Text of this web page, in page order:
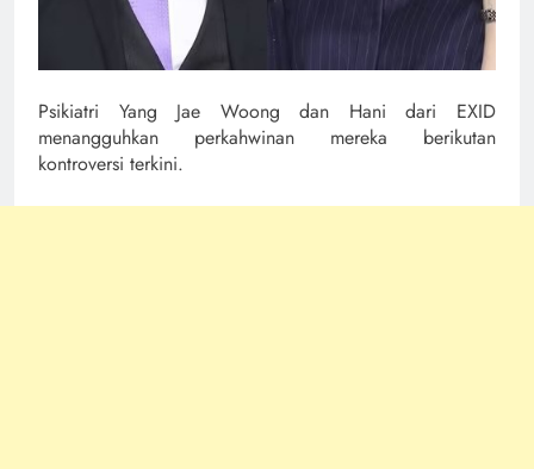
Psikiatri Yang Jae Woong dan Hani dari EXID
menangguhkan perkahwinan mereka berikutan
kontroversi terkini.